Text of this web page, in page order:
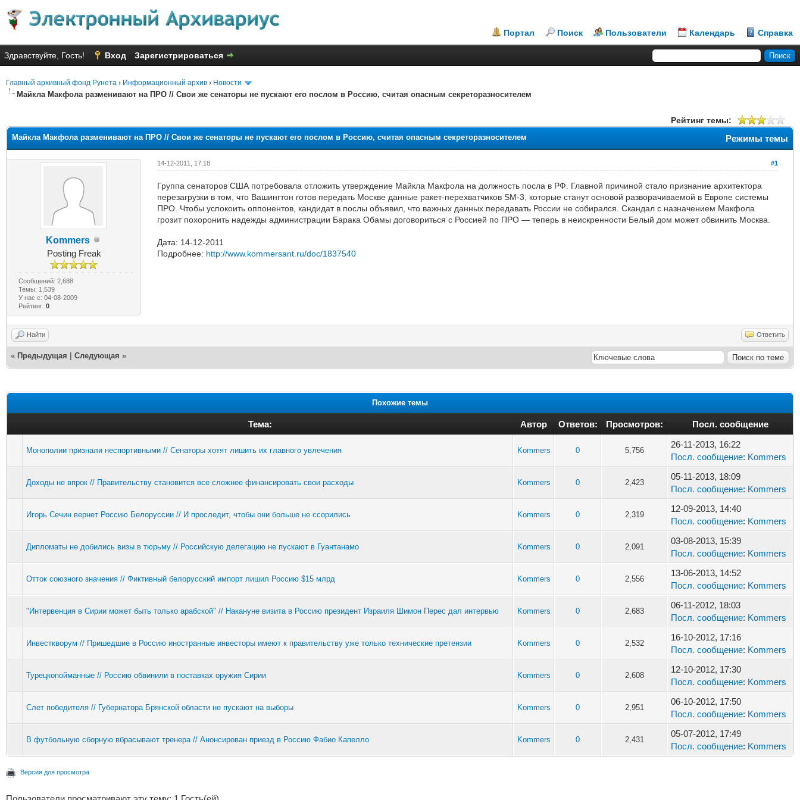
Портал Поиск Пользователи Календарь Справка
Здравствуйте, Гость! Вход Зарегистрироваться
Главный архивный фонд Рунета › Информационный архив › Новости
Майкла Макфола разменивают на ПРО // Свои же сенаторы не пускают его послом в Россию, считая опасным секреторазносителем
Рейтинг темы:
Режимы темы
Майкла Макфола разменивают на ПРО // Свои же сенаторы не пускают его послом в Россию, считая опасным секреторазносителем
Kommers
Posting Freak
Сообщений: 2,688
Темы: 1,539
У нас с: 04-08-2009
Рейтинг:0
#1
14-12-2011, 17:18
Группа сенаторов США потребовала отложить утверждение Майкла Макфола на должность посла в РФ. Главной причиной стало признание архитектора
перезагрузки в том, что Вашингтон готов передать Москве данные ракет-перехватчиков SM-3, которые станут основой разворачиваемой в Европе системы
ПРО. Чтобы успокоить оппонентов, кандидат в послы объявил, что важных данных передавать России не собирался. Скандал с назначением Макфола
грозит похоронить надежды администрации Барака Обамы договориться с Россией по ПРО — теперь в неискренности Белый дом может обвинить Москва.
Дата: 14-12-2011
Подробнее: http://www.kommersant.ru/doc/1837540
Найти Ответить
« Предыдущая Следующая »
Похожие темы
Тема: Автор Ответов: Просмотров: Посл. сообщение
Монополии признали неспортивными // Сенаторы хотят лишить их главного увлечения Kommers 0 5,756
26-11-2013, 16:22
Посл. сообщение: Kommers
Доходы не впрок // Правительству становится все сложнее финансировать свои расходы Kommers 0 2,423
05-11-2013, 18:09
Посл. сообщение: Kommers
Игорь Сечин вернет Россию Белоруссии // И проследит, чтобы они больше не ссорились Kommers 0 2,319
12-09-2013, 14:40
Посл. сообщение: Kommers
Дипломаты не добились визы в тюрьму // Российскую делегацию не пускают в Гуантанамо Kommers 0 2,091
03-08-2013, 15:39
Посл. сообщение: Kommers
Отток союзного значения // Фиктивный белорусский импорт лишил Россию $15 млрд Kommers 0 2,556
13-06-2013, 14:52
Посл. сообщение: Kommers
"Интервенция в Сирии может быть только арабской" // Накануне визита в Россию президент Израиля Шимон Перес дал интервью Kommers 0 2,683
06-11-2012, 18:03
Посл. сообщение: Kommers
Инвесткворум // Пришедшие в Россию иностранные инвесторы имеют к правительству уже только технические претензии Kommers 0 2,532
16-10-2012, 17:16
Посл. сообщение: Kommers
Турецкопойманные // Россию обвинили в поставках оружия Сирии Kommers 0 2,608
12-10-2012, 17:30
Посл. сообщение: Kommers
Слет победителя // Губернатора Брянской области не пускают на выборы Kommers 0 2,951
06-10-2012, 17:50
Посл. сообщение: Kommers
В футбольную сборную вбрасывают тренера // Анонсирован приезд в Россию Фабио Капелло Kommers 0 2,431
05-07-2012, 17:49
Посл. сообщение: Kommers
Версия для просмотра